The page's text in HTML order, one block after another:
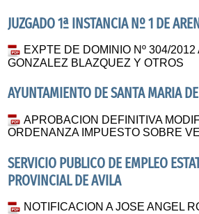
JUZGADO 1ª INSTANCIA Nº 1 DE
EXPTE DE DOMINIO Nº 304/
GONZALEZ BLAZQUEZ Y OTROS
AYUNTAMIENTO DE SANTA MARIA
APROBACION DEFINITIVA
ORDENANZA IMPUESTO SOBRE
SERVICIO PUBLICO DE EMPLEO
PROVINCIAL DE AVILA
NOTIFICACION A JOSE ANGEL